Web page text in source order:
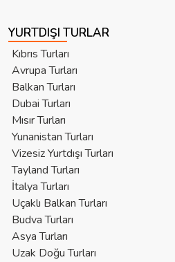
YURTDIŞI TURLAR
Kıbrıs Turları
Avrupa Turları
Balkan Turları
Dubai Turları
Mısır Turları
Yunanistan Turları
Vizesiz Yurtdışı Turları
Tayland Turları
İtalya Turları
Uçaklı Balkan Turları
Budva Turları
Asya Turları
Uzak Doğu Turları